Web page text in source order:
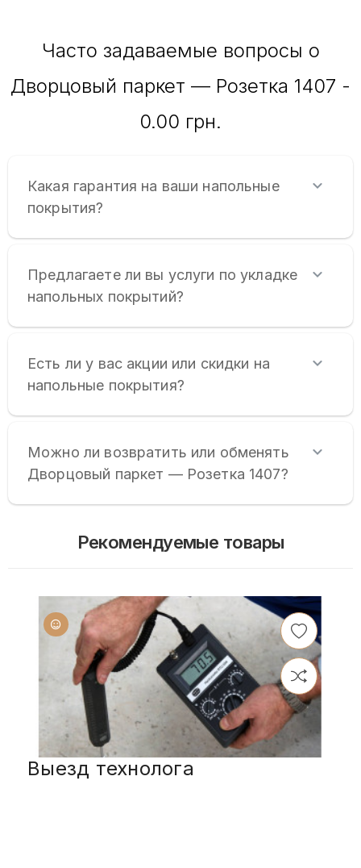
Часто задаваемые вопросы о
Дворцовый паркет — Розетка 1407 -
0.00 грн.
Какая гарантия на ваши напольные
покрытия?
Предлагаете ли вы услуги по укладке
напольных покрытий?
Есть ли у вас акции или скидки на
напольные покрытия?
Можно ли возвратить или обменять
Дворцовый паркет — Розетка 1407?
Рекомендуемые товары
Выезд технолога